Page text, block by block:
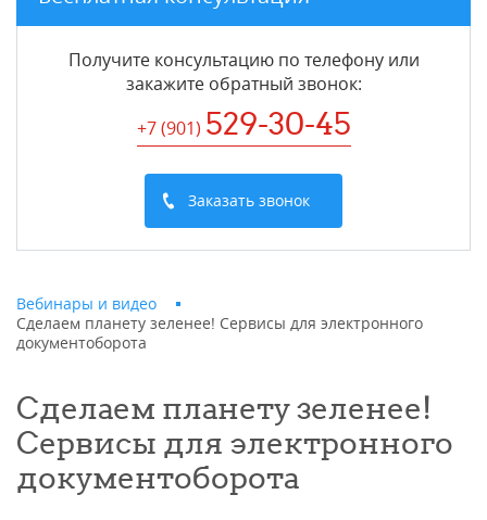
Получите консультацию по телефону или
закажите обратный звонок:
+7 (901) 529-30-45
Заказать звонок
Вебинары и видео
Сделаем планету зеленее! Сервисы для электронного
документоборота
Сделаем планету зеленее!
Сервисы для электронного
документоборота